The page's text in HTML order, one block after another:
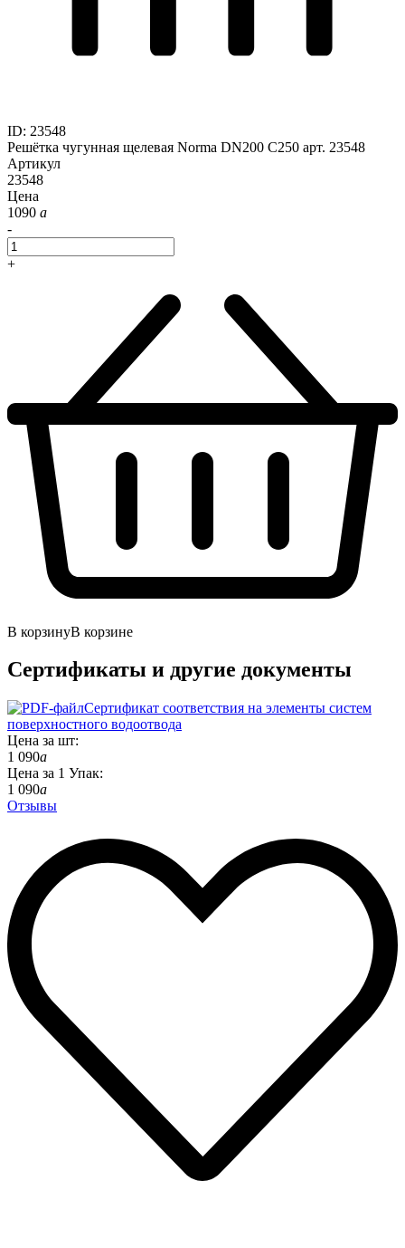
ID: 23548
Решётка чугунная щелевая Norma DN200 C250 арт. 23548
Артикул
23548
Цена
1090 a
-
+
В корзинуВ корзине
Сертификаты и другие документы
Сертификат соответствия на элементы систем
поверхностного водоотвода
Цена за шт:
1 090a
Цена за 1 Упак:
1 090a
Отзывы